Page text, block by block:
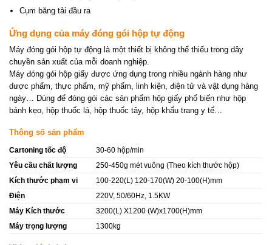
Cụm băng tải đầu ra
Ứng dụng của máy đóng gói hộp tự động
Máy đóng gói hộp tự động là một thiết bị không thể thiếu trong dây
chuyền sản xuất của mỗi doanh nghiệp.
Máy đóng gói hộp giấy được ứng dụng trong nhiều ngành hàng như
dược phẩm, thực phẩm, mỹ phẩm, linh kiện, điện tử và vật dụng hàng
ngày… Dùng để đóng gói các sản phẩm hộp giấy phổ biến như hộp
bánh kẹo, hộp thuốc lá, hộp thuốc tây, hộp khẩu trang y tế…
Thông số sản phẩm
Cartoning tốc độ 30-60 hộp/min
Yêu cầu chất lượng 250-450g mét vuông (Theo kích thước hộp)
Kích thước phạm vi 100-220(L) 120-170(W) 20-100(H)mm
Điện 220V, 50/60Hz, 1.5KW
Máy Kích thước 3200(L) X1200 (W)x1700(H)mm
Máy trọng lượng 1300kg